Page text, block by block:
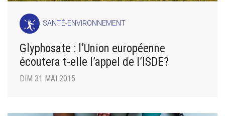
SANTÉ-ENVIRONNEMENT
Glyphosate : l’Union européenne
écoutera t-elle l’appel de l’ISDE?
DIM 31 MAI 2015